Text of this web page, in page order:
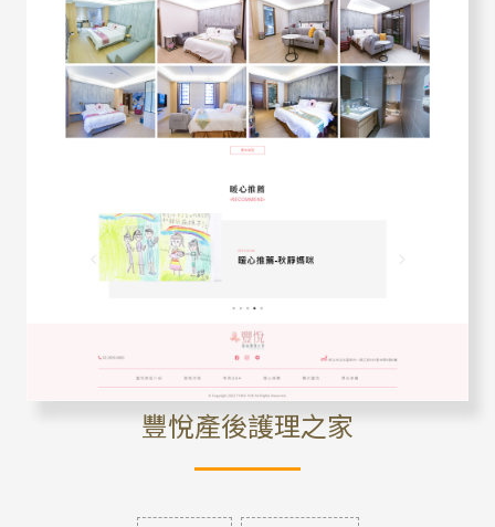
豐悅產後護理之家